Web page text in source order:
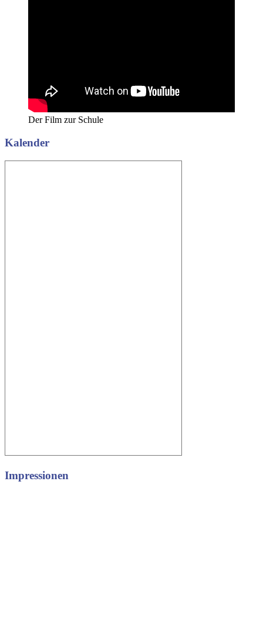
Der Film zur Schule
Kalender
Impressionen